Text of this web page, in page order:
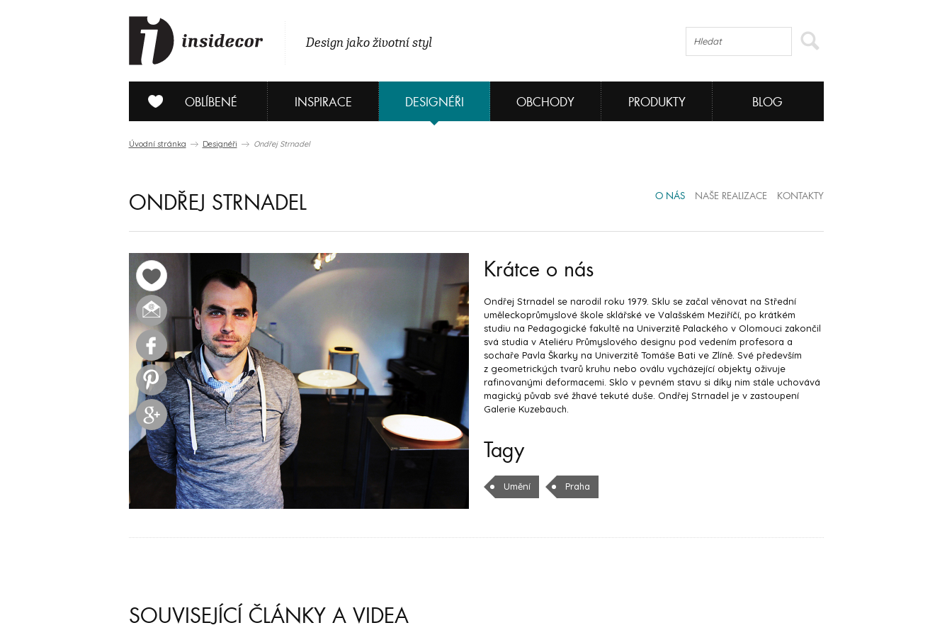
Design jako životní styl
OBLÍBENÉ INSPIRACE DESIGNÉŘI OBCHODY PRODUKTY BLOG
Úvodní stránka Designéři Ondřej Strnadel
ONDŘEJ STRNADEL O NÁS NAŠE REALIZACE KONTAKTY
Krátce o nás
Ondřej Strnadel se narodil roku 1979. Sklu se začal věnovat na Střední
uměleckoprůmyslové škole sklářské ve Valašském Meziříčí, po krátkém
studiu na Pedagogické fakultě na Univerzitě Palackého v Olomouci zakončil
svá studia v Ateliéru Průmyslového designu pod vedením profesora a
sochaře Pavla Škarky na Univerzitě Tomáše Bati ve Zlíně. Své především
z geometrických tvarů kruhu nebo oválu vycházející objekty oživuje
rafinovanými deformacemi. Sklo v pevném stavu si díky nim stále uchovává
magický půvab své žhavé tekuté duše. Ondřej Strnadel je v zastoupení
Galerie Kuzebauch.
Tagy
Umění Praha
SOUVISEJÍCÍ ČLÁNKY A VIDEA